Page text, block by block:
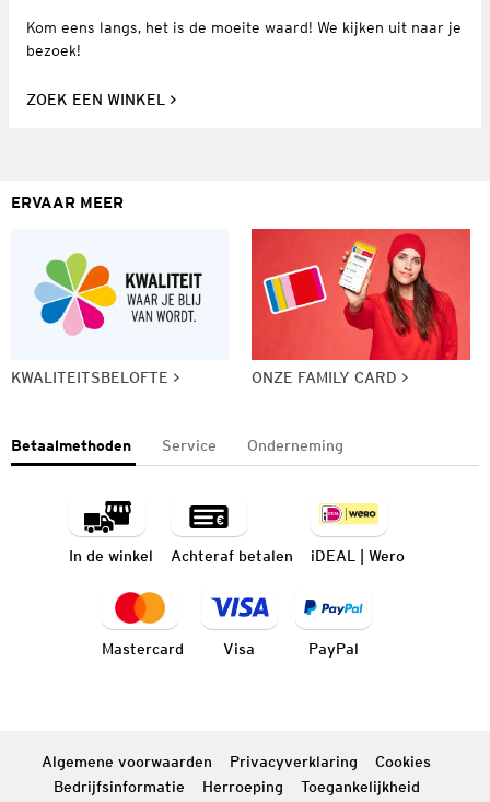
Kom eens langs, het is de moeite waard! We kijken uit naar je
bezoek!
ZOEK EEN WINKEL
ERVAAR MEER
KWALITEITSBELOFTE ONZE FAMILY CARD
Betaalmethoden Service Onderneming
In de winkel Achteraf betalen iDEAL | Wero
Mastercard Visa PayPal
Algemene voorwaarden Privacyverklaring
Cookies
Bedrijfsinformatie
Herroeping Toegankelijkheid